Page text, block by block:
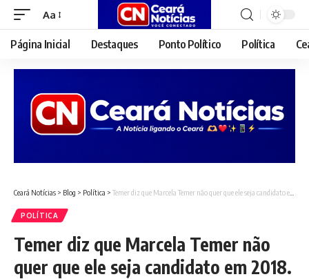
Font
Resizer
Aa
Página Inicial Destaques Ponto Político Política
Ceará Notícias > Blog > Política > Temer diz que Marcela Temer não quer que ele seja candidato em 2018.
POLÍTICA
Temer diz que Marcela Temer não
quer que ele seja candidato em 2018.